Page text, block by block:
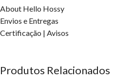
About Hello Hossy
Envios e Entregas
Certificação | Avisos
Produtos Relacionados